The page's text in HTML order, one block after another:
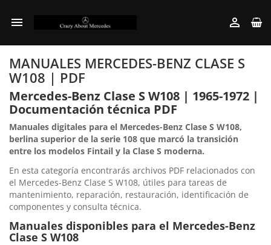
 
MANUALES MERCEDES-BENZ CLASE S
W108 | PDF
Mercedes-Benz Clase S W108 | 1965-1972 |
Documentación técnica PDF
Manuales digitales para el Mercedes-Benz Clase S W108,
berlina superior de la serie 108 que marcó la transición
entre los modelos Fintail y la Clase S moderna.
En esta categoría encontrarás archivos PDF relacionados con
el Mercedes-Benz Clase S W108, útiles para tareas de
mantenimiento, reparación, restauración, identificación de
componentes y consulta técnica.
Manuales disponibles para el Mercedes-Benz
Clase S W108